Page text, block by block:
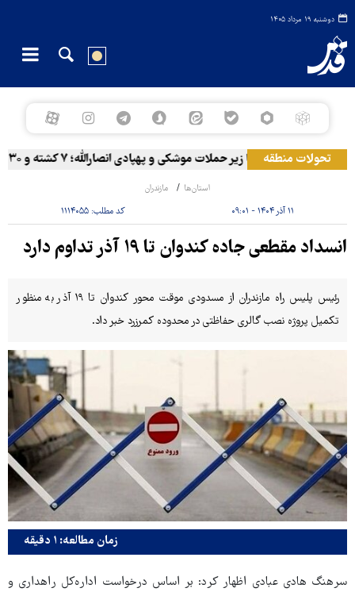
دوشنبه ۱۹ مرداد ۱۴۰۵
تحولات منطقهالمخا زیر حملات موشکی و پهپادی انصارالله؛ ۷ کشته و ۳۰ زخمی
استان‌ها مازندران
۱۱ آذر ۱۴۰۴ - ۰۹:۰۱ کد مطلب:۱۱۱۴۰۵۵
انسداد مقطعی جاده کندوان تا ۱۹ آذر تداوم دارد
رئیس پلیس راه مازندران از مسدودی موقت محور کندوان تا ۱۹ آذر به منظور
تکمیل پروژه نصب گالری حفاظتی در محدوده کمرزرد خبر داد.
زمان مطالعه: ۱ دقیقه
سرهنگ هادی عبادی اظهار کرد: بر اساس درخواست اداره‌کل راهداری و